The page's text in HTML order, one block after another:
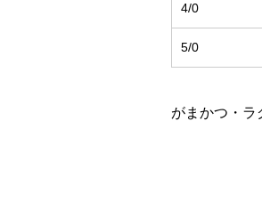
4/0
5/0
がまかつ・